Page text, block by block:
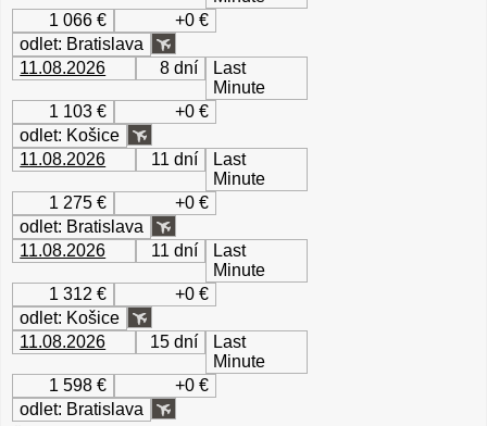
1 066 €
+0 €
odlet: Bratislava
11.08.2026
8 dní
Last
Minute
1 103 €
+0 €
odlet: Košice
11.08.2026
11 dní
Last
Minute
1 275 €
+0 €
odlet: Bratislava
11.08.2026
11 dní
Last
Minute
1 312 €
+0 €
odlet: Košice
11.08.2026
15 dní
Last
Minute
1 598 €
+0 €
odlet: Bratislava